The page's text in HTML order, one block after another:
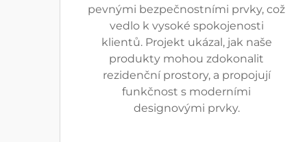
pevnými bezpečnostními prvky, což
vedlo k vysoké spokojenosti
klientů. Projekt ukázal, jak naše
produkty mohou zdokonalit
rezidenční prostory, a propojují
funkčnost s moderními
designovými prvky.